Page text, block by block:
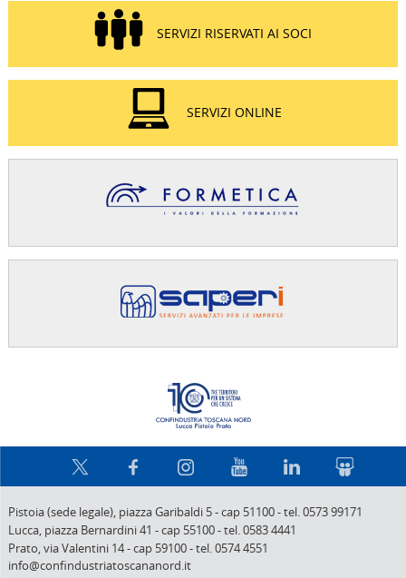
SERVIZI RISERVATI AI SOCI
SERVIZI ONLINE
Pistoia (sede legale), piazza Garibaldi 5-cap 51100-tel. 0573 99171
Lucca, piazza Bernardini 41 -cap 55100-tel. 0583 4441
Prato,via Valentini 14-cap 59100-tel. 0574 4551
info@confindustriatoscananord.it